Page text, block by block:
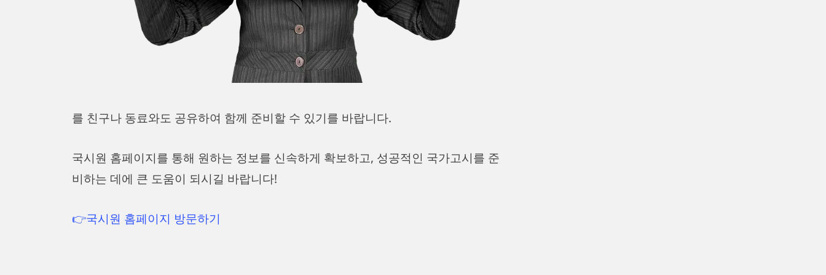
를 친구나 동료와도 공유하여 함께 준비할 수 있기를 바랍니다.
국시원 홈페이지를 통해 원하는 정보를 신속하게 확보하고, 성공적인 국가고시를 준
비하는 데에 큰 도움이 되시길 바랍니다!
👉국시원 홈페이지 방문하기